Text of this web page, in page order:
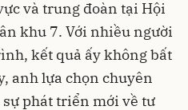
và trung đoàn tại Hội
khu 7. Với nhiều người
kết quả ấy không bất
anh lựa chọn chuyên
sự phát triển mới về tư